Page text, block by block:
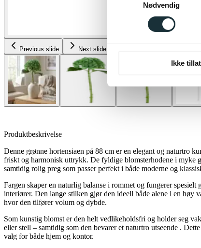
Nødvendig
Ikke tillat
Previous slide Next slide
Produktbeskrivelse
Denne grønne hortensiaen på 88 cm er en elegant og naturtro
friskt og harmonisk uttrykk. De fyldige blomsterhodene i myke
samtidig rolig preg som passer perfekt i både moderne og
Fargen skaper en naturlig balanse i rommet og fungerer
interiører. Den lange stilken gjør den ideell både alene i en høy
hvor den tilfører volum og dybde.
Som kunstig blomst er den helt vedlikeholdsfri og holder seg
eller stell – samtidig som den bevarer et naturtro utseende .
valg for både hjem og kontor.